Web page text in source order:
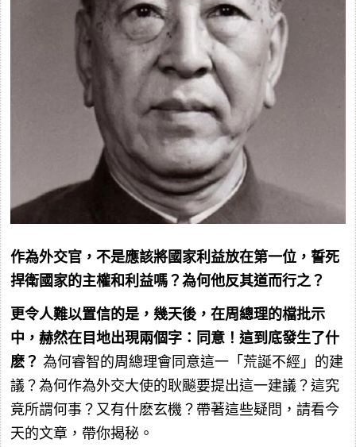
作為外交官，不是應該將國家利益放在第一位，誓死
捍衛國家的主權和利益嗎？為何他反其道而行之？
更令人難以置信的是，幾天後，在周總理的檔批示
中，赫然在目地出現兩個字：同意！這到底發生了什
麽？ 為何睿智的周總理會同意這一「荒誕不經」的建
議？為何作為外交大使的耿飈要提出這一建議？這究
竟所謂何事？又有什麽玄機？帶著這些疑問，請看今
天的文章，帶你揭秘。